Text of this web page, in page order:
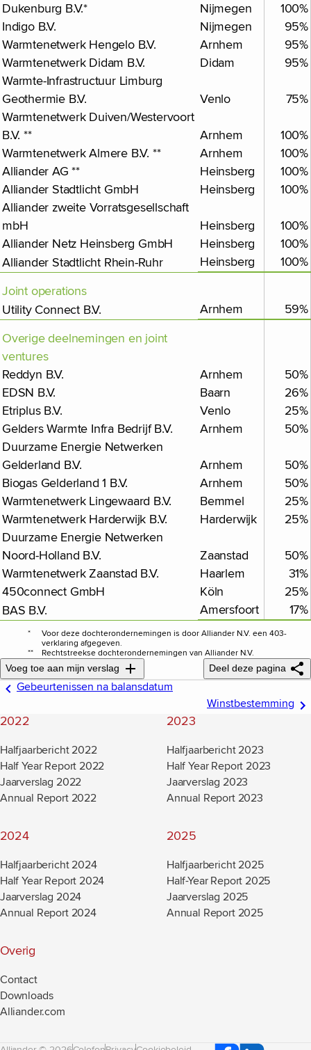
Dukenburg B.V.*
Nijmegen
100%
Indigo B.V.
Nijmegen
95%
Warmtenetwerk Hengelo B.V.
Arnhem
95%
Warmtenetwerk Didam B.V.
Didam
95%
Warmte-Infrastructuur Limburg
Geothermie B.V.
Venlo
75%
Warmtenetwerk Duiven/Westervoort
B.V. **
Arnhem
100%
Warmtenetwerk Almere B.V. **
Arnhem
100%
Alliander AG **
Heinsberg
100%
Alliander Stadtlicht GmbH
Heinsberg
100%
Alliander zweite Vorratsgesellschaft
mbH
Heinsberg
100%
Alliander Netz Heinsberg GmbH
Heinsberg
100%
Alliander Stadtlicht Rhein-Ruhr
Heinsberg
100%
Joint operations
Utility Connect B.V.
Arnhem
59%
Overige deelnemingen en joint
ventures
Reddyn B.V.
Arnhem
50%
EDSN B.V.
Baarn
26%
Etriplus B.V.
Venlo
25%
Gelders Warmte Infra Bedrijf B.V.
Arnhem
50%
Duurzame Energie Netwerken
Gelderland B.V.
Arnhem
50%
Biogas Gelderland 1 B.V.
Arnhem
50%
Warmtenetwerk Lingewaard B.V.
Bemmel
25%
Warmtenetwerk Harderwijk B.V.
Harderwijk
25%
Duurzame Energie Netwerken
Noord-Holland B.V.
Zaanstad
50%
Warmtenetwerk Zaanstad B.V.
Haarlem
31%
450connect GmbH
Köln
25%
BAS B.V.
Amersfoort 17%
*
Voor deze dochterondernemingen is door Alliander N.V. een 403-
verklaring afgegeven.
**
Rechtstreekse dochterondernemingen van Alliander N.V.
Voeg toe aan mijn verslag Deel deze pagina
Gebeurtenissen na balansdatum
Winstbestemming
2022
Halfjaarbericht 2022
Half Year Report 2022
Jaarverslag 2022
Annual Report 2022
2023
Halfjaarbericht 2023
Half Year Report 2023
Jaarverslag 2023
Annual Report 2023
2024
Halfjaarbericht 2024
Half Year Report 2024
Jaarverslag 2024
Annual Report 2024
2025
Halfjaarbericht 2025
Half-Year Report 2025
Jaarverslag 2025
Annual Report 2025
Overig
Contact
Downloads
Alliander.com